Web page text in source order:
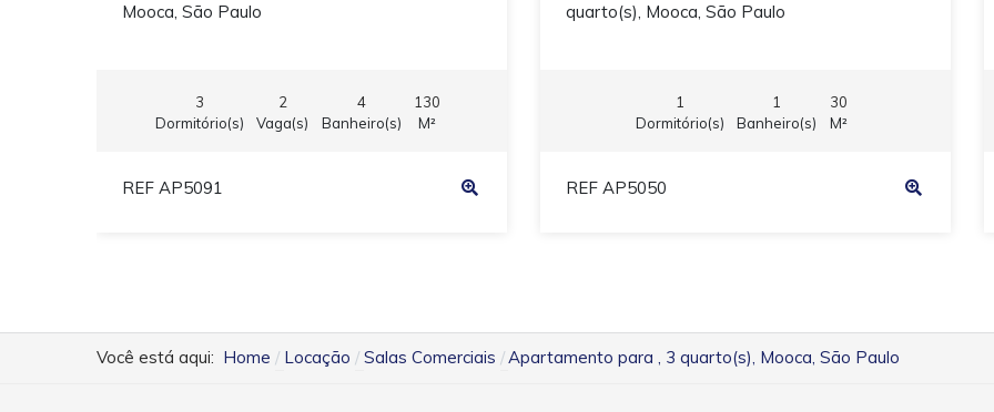
Mooca, São Paulo
3
Dormitório(s)
2
Vaga(s)
4
Banheiro(s)
130
M²
REF AP5091
quarto(s), Mooca, São Paulo
1
Dormitório(s)
1
Banheiro(s)
30
M²
REF AP5050
Você está aqui: Home Locação Salas Comerciais Apartamento para , 3 quarto(s), Mooca, São Paulo